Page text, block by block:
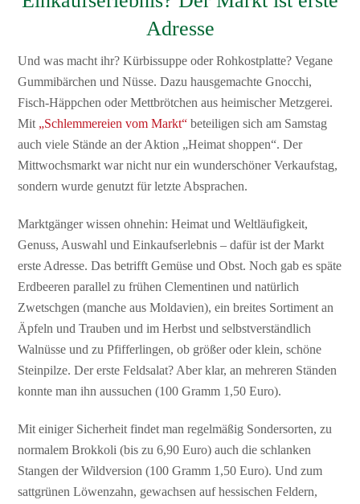
Adresse
Und was macht ihr? Kürbissuppe oder Rohkostplatte? Vegane
Gummibärchen und Nüsse. Dazu hausgemachte Gnocchi,
Fisch-Häppchen oder Mettbrötchen aus heimischer Metzgerei.
Mit „Schlemmereien vom Markt“ beteiligen sich am Samstag
auch viele Stände an der Aktion „Heimat shoppen“. Der
Mittwochsmarkt war nicht nur ein wunderschöner Verkaufstag,
sondern wurde genutzt für letzte Absprachen.
Marktgänger wissen ohnehin: Heimat und Weltläufigkeit,
Genuss, Auswahl und Einkaufserlebnis – dafür ist der Markt
erste Adresse. Das betrifft Gemüse und Obst. Noch gab es späte
Erdbeeren parallel zu frühen Clementinen und natürlich
Zwetschgen (manche aus Moldavien), ein breites Sortiment an
Äpfeln und Trauben und im Herbst und selbstverständlich
Walnüsse und zu Pfifferlingen, ob größer oder klein, schöne
Steinpilze. Der erste Feldsalat? Aber klar, an mehreren Ständen
konnte man ihn aussuchen (100 Gramm 1,50 Euro).
Mit einiger Sicherheit findet man regelmäßig Sondersorten, zu
normalem Brokkoli (bis zu 6,90 Euro) auch die schlanken
Stangen der Wildversion (100 Gramm 1,50 Euro). Und zum
sattgrünen Löwenzahn, gewachsen auf hessischen Feldern,